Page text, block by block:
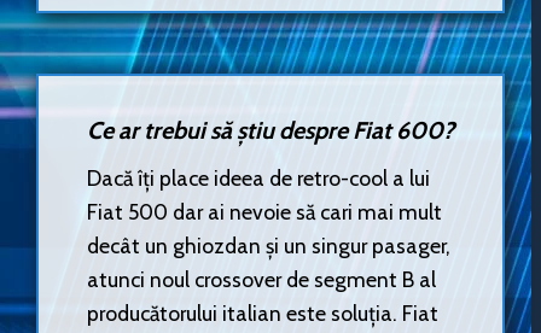
Ce ar trebui să știu despre Fiat 600?
Dacă îți place ideea de retro-cool a lui
Fiat 500 dar ai nevoie să cari mai mult
decât un ghiozdan și un singur pasager,
atunci noul crossover de segment B al
producătorului italian este soluția. Fiat